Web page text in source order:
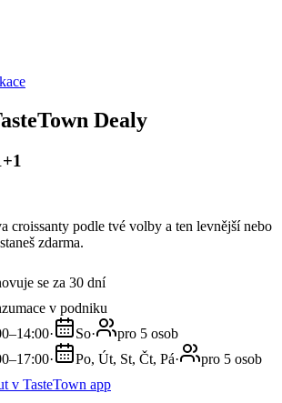
Dealy
croissanty podle tvé volby a ten levnější nebo
zdarma.
se za 30 dní
v podniku
· So·
pro 5 osob
· Po, Út, St, Čt, Pá·
pro 5 osob
v TasteTown app